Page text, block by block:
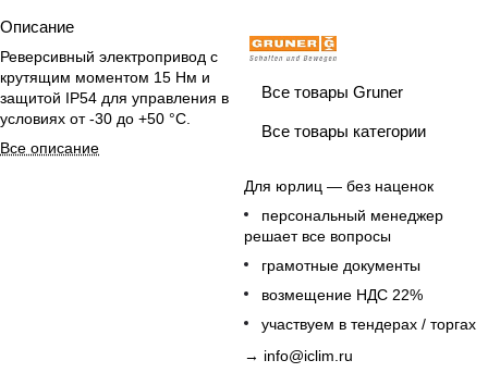
Описание
Реверсивный электропривод с
крутящим моментом 15 Нм и
защитой IP54 для управления в
условиях от -30 до +50 °C.
Все описание
Все товары Gruner
Все товары категории
Для юрлиц — без наценок
персональный менеджер
решает все вопросы
грамотные документы
возмещение НДС 22%
участвуем в тендерах / торгах
→ info@iclim.ru